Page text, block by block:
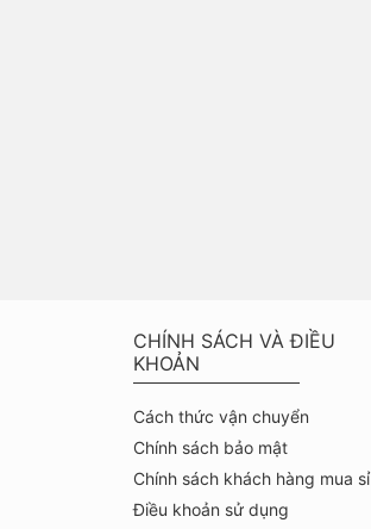
CHÍNH SÁCH VÀ ĐIỀU
KHOẢN
Cách thức vận chuyển
Chính sách bảo mật
Chính sách khách hàng mua sỉ
Điều khoản sử dụng